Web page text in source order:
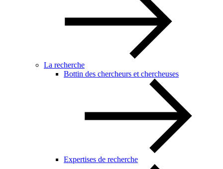
La recherche
Bottin des chercheurs et chercheuses
Expertises de recherche